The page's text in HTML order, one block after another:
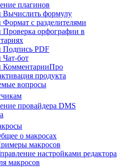
плагинов
Вычислить формулу
с разделителями
Проверка орфографии в
Подпись PDF
бот
КомментарииПро
продукта
вопросы
провайдера DMS
о макросах
макросов
настройками редактора
макросов